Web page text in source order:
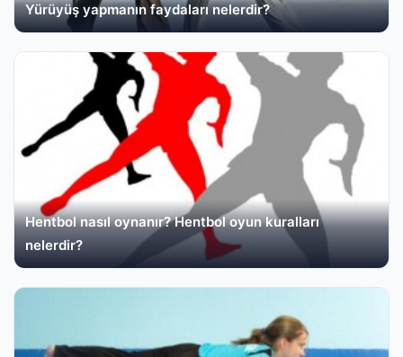
Yürüyüş yapmanın faydaları nelerdir?
Hentbol nasıl oynanır? Hentbol oyun kuralları
nelerdir?